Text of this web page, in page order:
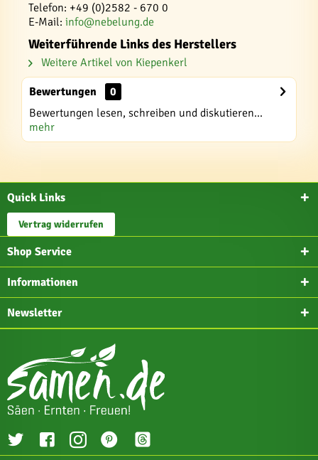
Telefon: +49 (0)2582 - 670 0
E-Mail: info@nebelung.de
Weiterführende Links des Herstellers
Weitere Artikel von Kiepenkerl
Bewertungen
0
Bewertungen lesen, schreiben und diskutieren...
mehr
Quick Links
Vertrag widerrufen
Shop Service
Informationen
Newsletter